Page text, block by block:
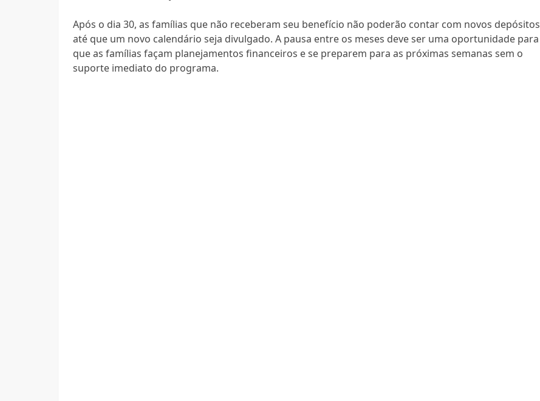
Após o dia 30, as famílias que não receberam seu benefício não poderão contar com novos depósitos
até que um novo calendário seja divulgado. A pausa entre os meses deve ser uma oportunidade para
que as famílias façam planejamentos financeiros e se preparem para as próximas semanas sem o
suporte imediato do programa.